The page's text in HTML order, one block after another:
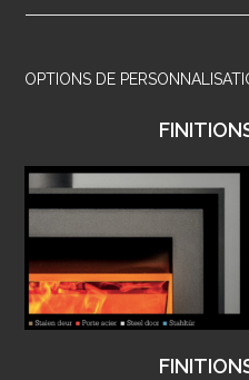
OPTIONS DE